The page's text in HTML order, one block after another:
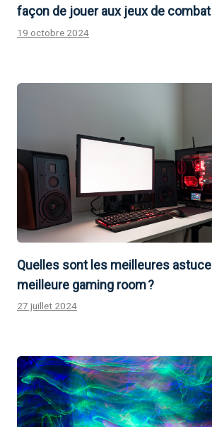
façon de jouer aux jeux de combat
19 octobre 2024
Quelles sont les meilleures
meilleure gaming room ?
27 juillet 2024